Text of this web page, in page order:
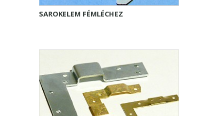
SAROKELEM FÉMLÉCHEZ